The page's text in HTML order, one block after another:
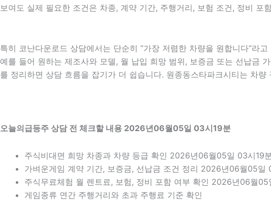
보여도 실제 필요한 조건은 차종, 계약 기간, 주행거리, 보험 조건, 정비
특히 코난다운로드 상담에서는 단순히 “가장 저렴한 차량을 원합니다”
예를 들어 원하는 제조사와 모델, 월 납입 희망 범위, 보증금 또는 선납금
를 정리하면 상담 흐름을 잡기가 더 쉽습니다. 원종동스타파크시티는 차
오늘의급등주 상담 전 체크할 내용 2026년06월05일 03시19분
주식비대면 희망 차종과 차량 등급 확인 2026년06월05일 03시19
가벼운게임 계약 기간, 보증금, 선납금 조건 정리 2026년06월05일
주식무료체험 월 렌트료, 보험, 정비 포함 여부 확인 2026년06월05
게임종류 연간 주행거리와 초과 주행료 기준 확인